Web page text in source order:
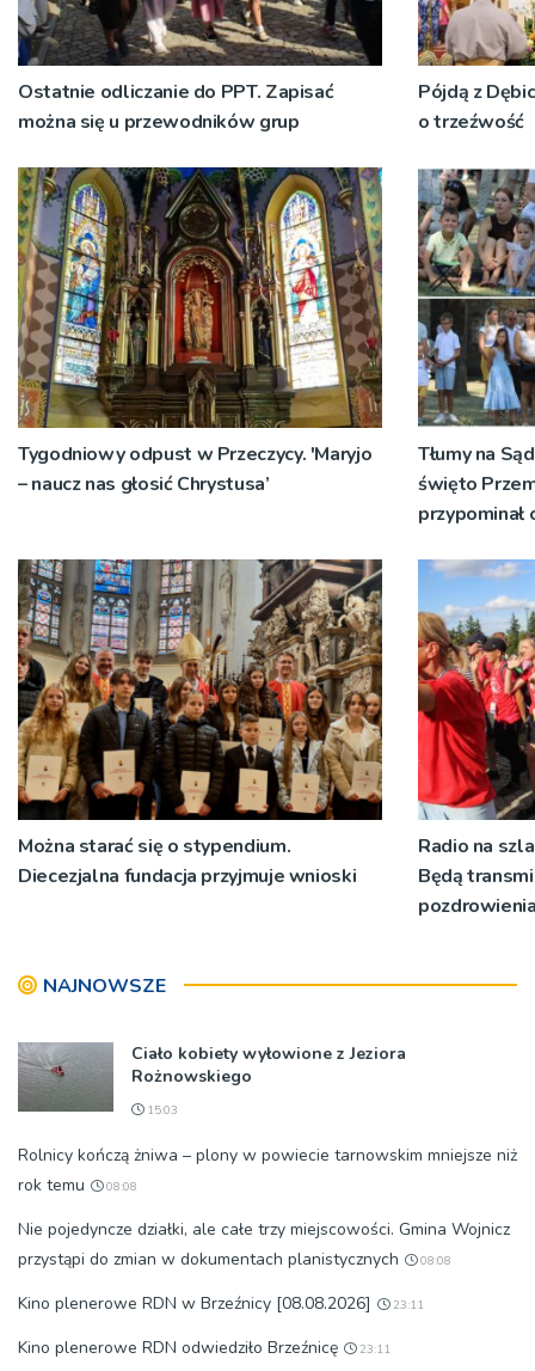
Ostatnie odliczanie do PPT. Zapisać
można się u przewodników grup
Pójdą z
o trzeźwość
Tygodniowy odpust w Przeczycy. 'Maryjo
– naucz nas głosić Chrystusa’
Tłumy na
święto
Można starać się o stypendium.
Diecezjalna fundacja przyjmuje wnioski
Radio na
Będą
NAJNOWSZE
Ciało kobiety wyłowione z Jeziora
Rożnowskiego
15:03
Rolnicy kończą żniwa – plony w powiecie tarnowskim mniejsze niż
rok temu
08:08
Nie pojedyncze działki, ale całe trzy miejscowości. Gmina Wojnicz
przystąpi do zmian w dokumentach planistycznych
08:08
Kino plenerowe RDN w Brzeźnicy [08.08.2026] 23:11
Kino plenerowe RDN odwiedziło Brzeźnicę 23:11